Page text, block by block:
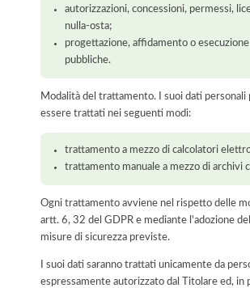
autorizzazioni, concessioni, permessi,
nulla-osta;
progettazione, affidamento o
pubbliche.
Modalità del trattamento. I suoi dati personali
essere trattati nei seguenti modi:
trattamento a mezzo di calcolatori
trattamento manuale a mezzo di archivi
Ogni trattamento avviene nel rispetto delle
artt. 6, 32 del GDPR e mediante l'adozione
misure di sicurezza previste.
I suoi dati saranno trattati unicamente da
espressamente autorizzato dal Titolare ed, in